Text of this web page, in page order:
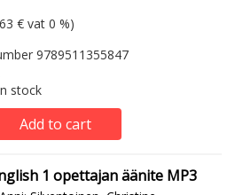
hinta
vat€ vat 0 %)
9789511355847
stock
Add to cart
1 opettajan äänite MP3